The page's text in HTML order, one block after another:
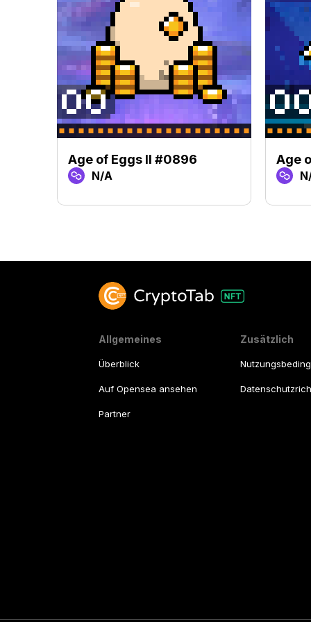
Age of Eggs II #0896
N/A
Age
Allgemeines
Überblick
Auf Opensea ansehen
Partner
Zusätzlich